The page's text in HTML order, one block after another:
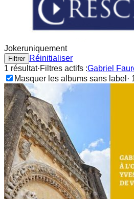
Jokeruniquement
Filtrer
Réinitialiser
1 résultat·Filtres actifs :Gabriel
Masquer les albums sans label ·